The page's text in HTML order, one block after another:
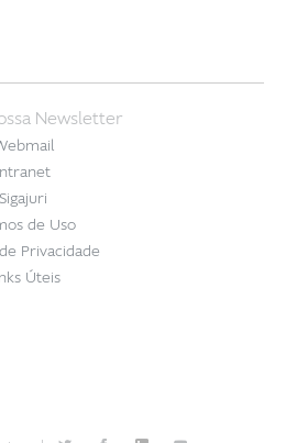
Newsletter
Sigajuri
de Uso
Privacidade
Úteis